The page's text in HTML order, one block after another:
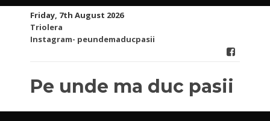
Friday, 7th August 2026
Triolera
Instagram- peundemaducpasii
Pe unde ma duc pasii